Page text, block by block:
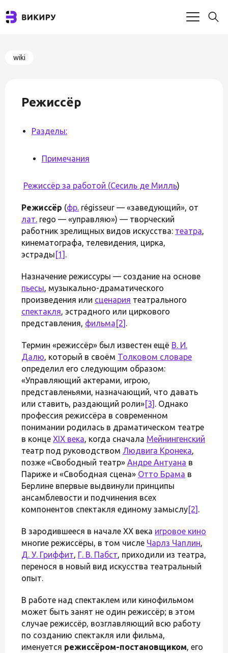
wiki
Режиссёр
Разделы:
Примечания
Режиссёр за работой (Сесиль де Милль)
Режиссёр (фр. régisseur — «заведующий», от
лат. rego — «управляю») — творческий
работник зрелищных видов искусства: театра,
кинематографа, телевидения, цирка,
эстрады [1] .
Назначение режиссуры — создание на основе
пьесы, музыкально-драматического
произведения или сценария театрального
спектакля, эстрадного или циркового
представления, фильма [2] .
Термин «режиссёр» был известен ещё В. И.
Далю, который в своём Толковом словаре
определил его следующим образом:
«Управляющий актерами, игрою,
представленьями, назначающий, что давать
или ставить, раздающий роли»[3] . Однако
профессия режиссёра в современном
понимании родилась в драматическом театре
в конце XIX века, когда сначала Мейнингенский
театр под руководством Людвига Кронека,
позже «Свободный театр» Андре Антуана в
Париже и «Свободная сцена» Отто Брама в
Берлине впервые выдвинули принципы
ансамблевости и подчинения всех
компонентов спектакля единому замыслу[2] .
В зародившееся в начале XX века игровое кино
многие режиссёры, в том числе Чарлз Чаплин,
Д. У. Гриффит, Г. В. Пабст, приходили из театра,
перенося в новый вид искусства театральный
опыт.
В работе над спектаклем или кинофильмом
может быть занят не один режиссёр; в этом
случае режиссёр, возглавляющий всю работу
по созданию спектакля или фильма,
именуется режиссёром-постановщиком, его